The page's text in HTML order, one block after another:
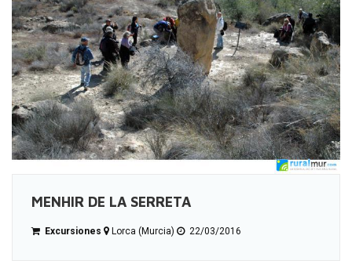
MENHIR DE LA SERRETA
Excursiones Lorca (Murcia) 22/03/2016